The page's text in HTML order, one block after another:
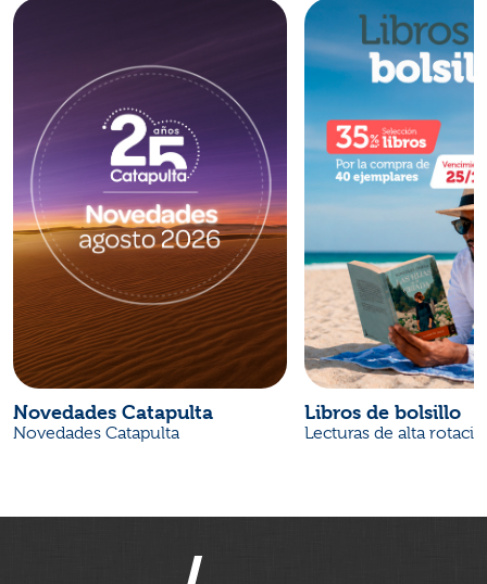
Novedades Catapulta
Novedades Catapulta
Libros de bolsillo
Lecturas de alta